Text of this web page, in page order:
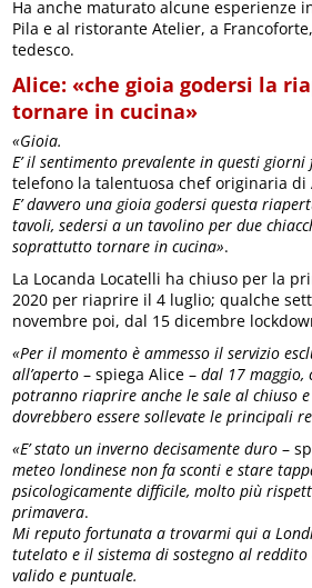
Ha anche maturato alcune esperienze
Pila e al ristorante Atelier, a
tedesco.
Alice: «che gioia godersi la
tornare in cucina»
«Gioia.
E’ il sentimento prevalente in questi giorni
telefono la talentuosa chef originaria di
E’ davvero una gioia godersi questa
tavoli, sedersi a un tavolino per due
soprattutto tornare in cucina».
La Locanda Locatelli ha chiuso per la
2020 per riaprire il 4 luglio; qualche
novembre poi, dal 15 dicembre
«Per il momento è ammesso il servizio
all’aperto – spiega Alice –dal 17 maggio,
potranno riaprire anche le sale al chiuso
dovrebbero essere sollevate le principali
«E’ stato un inverno decisamente duro –
meteo londinese non fa sconti e stare
psicologicamente difficile, molto più
primavera.
Mi reputo fortunata a trovarmi qui a
tutelato e il sistema di sostegno al
valido e puntuale.